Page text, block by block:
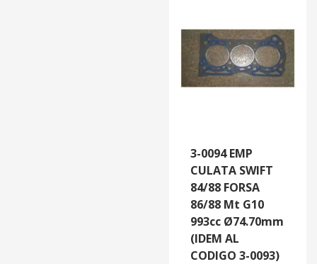
3-0094 EMP
CULATA SWIFT
84/88 FORSA
86/88 Mt G10
993cc Ø74.70mm
(IDEM AL
CODIGO 3-0093)